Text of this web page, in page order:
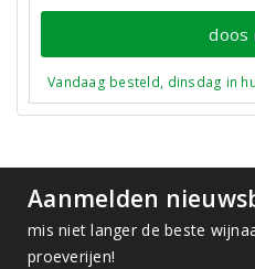
doos
Vandaag besteld, dinsdag in
Aanmelden
mis niet langer de beste
proeverijen!